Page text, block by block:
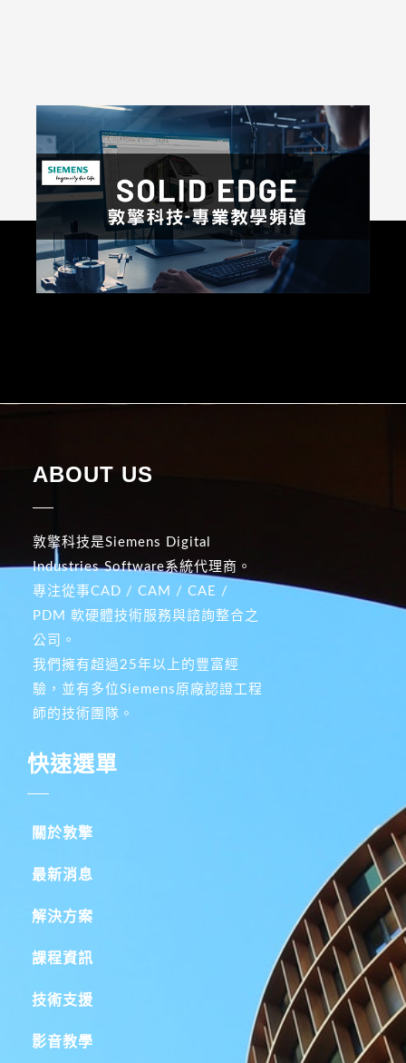
ABOUT US
敦擎科技是Siemens Digital
Industries Software系統代理商。
專注從事CAD / CAM / CAE /
PDM 軟硬體技術服務與諮詢整合之
公司。
我們擁有超過25年以上的豐富經
驗，並有多位Siemens原廠認證工程
師的技術團隊。
快速選單
關於敦擎
最新消息
解決方案
課程資訊
技術支援
影音教學